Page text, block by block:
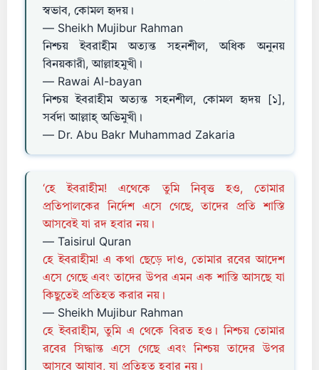
স্বভাব, কোমল হৃদয়।
— Sheikh Mujibur Rahman
নিশ্চয় ইবরাহীম অত্যন্ত সহনশীল, অধিক অনুনয়
বিনয়কারী, আল্লাহমুখী।
— Rawai Al-bayan
নিশ্চয় ইবরাহীম অত্যন্ত সহনশীল, কোমল হৃদয় [১],
সর্বদা আল্লাহ্‌ অভিমুখী।
— Dr. Abu Bakr Muhammad Zakaria
‘হে ইবরাহীম! এথেকে তুমি নিবৃত্ত হও, তোমার
প্রতিপালকের নির্দেশ এসে গেছে, তাদের প্রতি শাস্তি
আসবেই যা রদ হবার নয়।
— Taisirul Quran
হে ইবরাহীম! এ কথা ছেড়ে দাও, তোমার রবের আদেশ
এসে গেছে এবং তাদের উপর এমন এক শাস্তি আসছে যা
কিছুতেই প্রতিহত করার নয়।
— Sheikh Mujibur Rahman
হে ইবরাহীম, তুমি এ থেকে বিরত হও। নিশ্চয় তোমার
রবের সিদ্ধান্ত এসে গেছে এবং নিশ্চয় তাদের উপর
আসবে আযাব, যা প্রতিহত হবার নয়।